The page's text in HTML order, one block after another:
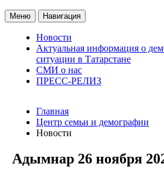
Меню Навигация
Новости
Актуальная информация о
ситуации в Татарстане
СМИ о нас
ПРЕСС-РЕЛИЗ
Главная
Центр семьи и демографии
Новости
Адымнар 26 ноября